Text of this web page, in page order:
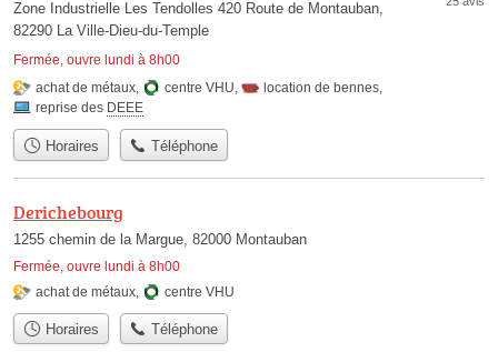
Zone Industrielle Les Tendolles 420 Route de Montauban,
82290 La Ville-Dieu-du-Temple
Fermée, ouvre lundi à 8h00
achat de métaux, centre VHU, location de bennes,
reprise des DEEE
Horaires Téléphone
Derichebourg
1255 chemin de la Margue, 82000 Montauban
Fermée, ouvre lundi à 8h00
achat de métaux
centre VHU
Horaires Téléphone